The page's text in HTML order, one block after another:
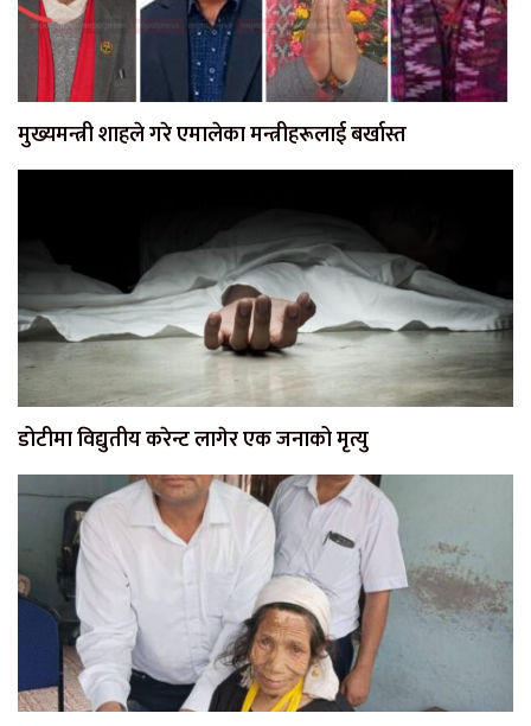
मुख्यमन्त्री शाहले गरे एमालेका मन्त्रीहरूलाई बर्खास्त
डोटीमा विद्युतीय करेन्ट लागेर एक जनाको मृत्यु